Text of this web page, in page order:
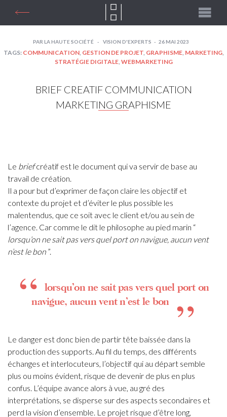
PAR LA HAUTE SOCIÉTÉ VISION D'EXPERTS 26 MAI 2023
TAGS: COMMUNICATION, GESTION DE PROJET, GRAPHISME, MARKETING,
STRATÉGIE DIGITALE, WEBMARKETING
BRIEF CREATIF COMMUNICATION
MARKETING GRAPHISME
Le briefcréatif est le document qui va servir de base au
travail de création.
Il a pour but d’exprimer de façon claire les objectif et
contexte du projet et d’éviter le plus possible les
malentendus, que ce soit avec le client et/ou au sein de
l’agence. Car comme le dit le philosophe au pied marin “
lorsqu’on ne sait pas vers quel port on navigue, aucun vent
n’est le bon ”.
lorsqu’on ne sait pas vers quel port on
navigue, aucun vent n’est le bon
Le danger est donc bien de partir tête baissée dans la
production des supports. Au fil du temps, des différents
échanges et interlocuteurs, l’objectif qui au départ semble
plus ou moins évident, risque de devenir de plus en plus
confus. L’équipe avance alors à vue, au gré des
interprétations, se disperse sur des aspects secondaires et
perd la vision d’ensemble. Le projet risque d’être long,